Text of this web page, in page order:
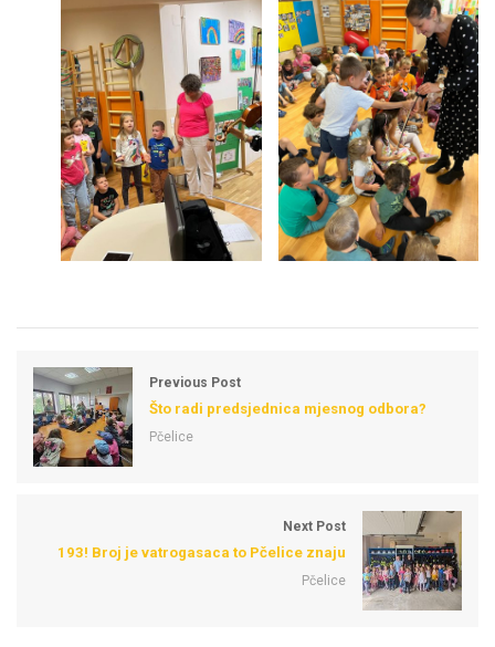
Previous Post
Što radi predsjednica mjesnog odbora?
Pčelice
Next Post
193! Broj je vatrogasaca to Pčelice znaju
Pčelice